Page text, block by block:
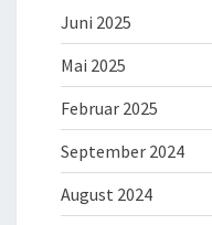
Juni 2025
Mai 2025
Februar 2025
September 2024
August 2024